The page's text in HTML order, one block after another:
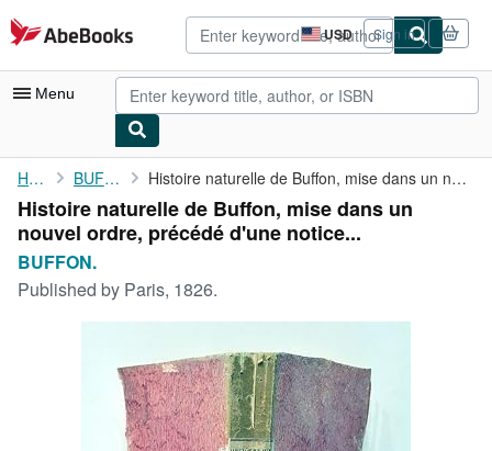
Skip to main content
AbeBooks.com USD
Site
shopping
preferences
Sign in
Menu
My Account
My Purchases
Advanced Search
Browse Collections
Art & Collectibles
Home BUFFON. Histoire naturelle de Buffon, mise dans un nouvel ordre, précédé...
Histoire naturelle de Buffon, mise dans un
nouvel ordre, précédé d'une notice...
BUFFON.
Published by Paris, 1826.